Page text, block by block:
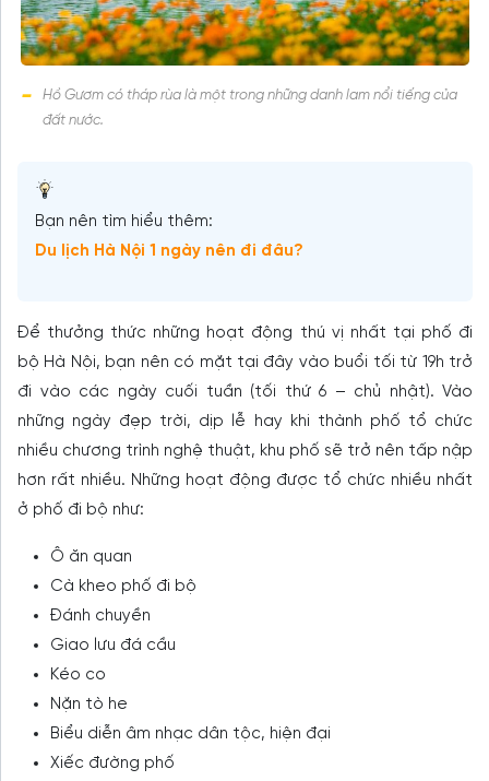
Hồ Gươm có tháp rùa là một trong những danh lam nổi tiếng của
đất nước.
Bạn nên tìm hiểu thêm:
Du lịch Hà Nội 1 ngày nên đi đâu?
Để thưởng thức những hoạt động thú vị nhất tại phố đi
bộ Hà Nội, bạn nên có mặt tại đây vào buổi tối từ 19h trở
đi vào các ngày cuối tuần (tối thứ 6 – chủ nhật). Vào
những ngày đẹp trời, dịp lễ hay khi thành phố tổ chức
nhiều chương trình nghệ thuật, khu phố sẽ trở nên tấp nập
hơn rất nhiều. Những hoạt động được tổ chức nhiều nhất
ở phố đi bộ như:
Ô ăn quan
Cà kheo phố đi bộ
Đánh chuyền
Giao lưu đá cầu
Kéo co
Nặn tò he
Biểu diễn âm nhạc dân tộc, hiện đại
Xiếc đường phố